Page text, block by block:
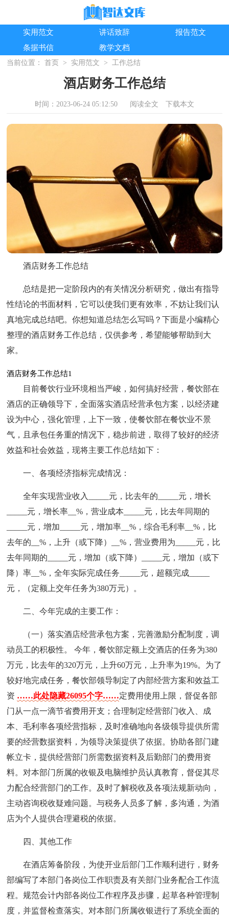
实用范文 讲话致辞
报告范文
条据书信
教学文档
当前位置： 首页 > 实用范文 > 工作总结
酒店财务工作总结
时间：2023-06-24 05:12:50 阅读全文 下载本文
酒店财务工作总结
总结是把一定阶段内的有关情况分析研究，做出有指导
性结论的书面材料，它可以使我们更有效率，不妨让我们认
真地完成总结吧。你想知道总结怎么写吗？下面是小编精心
整理的酒店财务工作总结，仅供参考，希望能够帮助到大
家。
酒店财务工作总结1
目前餐饮行业环境相当严峻，如何搞好经营，餐饮部在
酒店的正确领导下，全面落实酒店经营承包方案，以经济建
设为中心，强化管理，上下一致，使餐饮部在餐饮业不景
气，且承包任务重的情况下，稳步前进，取得了较好的经济
效益和社会效益，现将主要工作总结如下：
一、各项经济指标完成情况：
全年实现营业收入_____元，比去年的_____元，增长
_____元，增长率__%，营业成本_____元，比去年同期的
_____元，增加_____元，增加率__%，综合毛利率__%，比
去年的__%，上升（或下降）__%，营业费用为_____元，比
去年同期的_____元，增加（或下降）_____元，增加（或下
降）率__%，全年实际完成任务_____元，超额完成_____
元，（定额上交年任务为380万元）。
二、今年完成的主要工作：
（一）落实酒店经营承包方案，完善激励分配制度，调
动员工的积极性。 今年，餐饮部定额上交酒店的任务为380
万元，比去年的320万元，上升60万元，上升率为19%。为了
较好地完成任务，餐饮部领导制定了内部经营方案和效益工
资 ……此处隐藏26095个字……定费用使用上限，督促各部
门从一点一滴节省费用开支；合理制定经营部门收入、成
本、毛利率各项经营指标，及时准确地向各级领导提供所需
要的经营数据资料，为领导决策提供了依据。协助各部门建
帐立卡，提供经营部门所需数据资料及后勤部门的费用资
料。对本部门所属的收银及电脑维护员认真教育，督促其尽
力配合经营部门的工作。及时了解税收及各项法规新动向，
主动咨询税收疑难问题。与税务人员多了解，多沟通，为酒
店为个人提供合理避税的依据。
四、其他工作
在酒店筹备阶段，为使开业后部门工作顺利进行，财务
部编写了本部门各岗位工作职责及有关部门业务配合工作流
程。规范会计内部各岗位工作程序及步骤，起草各种管理制
度，并监督检查落实。对本部门所属收银进行了系统全面的